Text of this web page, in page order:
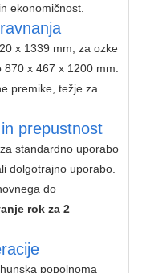
ekonomičnost.
x 1339 mm, za ozke
x 467 x 1200 mm.
premike, težje za
prepustnost
standardno uporabo
dolgotrajno uporabo.
do
rok za 2
popolnoma